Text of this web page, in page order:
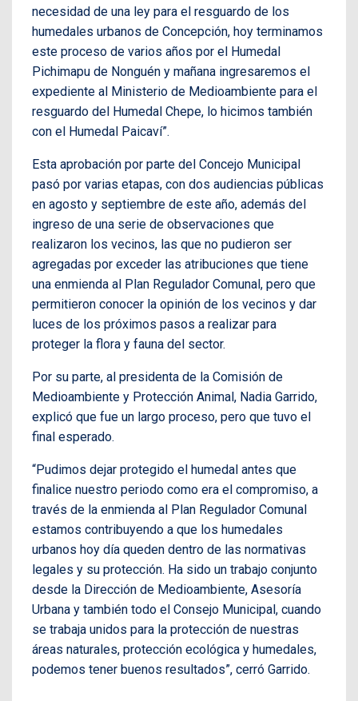
necesidad de una ley para el resguardo de los
humedales urbanos de Concepción, hoy terminamos
este proceso de varios años por el Humedal
Pichimapu de Nonguén y mañana ingresaremos el
expediente al Ministerio de Medioambiente para el
resguardo del Humedal Chepe, lo hicimos también
con el Humedal Paicaví”.
Esta aprobación por parte del Concejo Municipal
pasó por varias etapas, con dos audiencias públicas
en agosto y septiembre de este año, además del
ingreso de una serie de observaciones que
realizaron los vecinos, las que no pudieron ser
agregadas por exceder las atribuciones que tiene
una enmienda al Plan Regulador Comunal, pero que
permitieron conocer la opinión de los vecinos y dar
luces de los próximos pasos a realizar para
proteger la flora y fauna del sector.
Por su parte, al presidenta de la Comisión de
Medioambiente y Protección Animal, Nadia Garrido,
explicó que fue un largo proceso, pero que tuvo el
final esperado.
“Pudimos dejar protegido el humedal antes que
finalice nuestro periodo como era el compromiso, a
través de la enmienda al Plan Regulador Comunal
estamos contribuyendo a que los humedales
urbanos hoy día queden dentro de las normativas
legales y su protección. Ha sido un trabajo conjunto
desde la Dirección de Medioambiente, Asesoría
Urbana y también todo el Consejo Municipal, cuando
se trabaja unidos para la protección de nuestras
áreas naturales, protección ecológica y humedales,
podemos tener buenos resultados”, cerró Garrido.